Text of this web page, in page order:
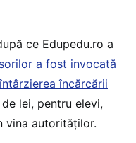
ce Edupedu.ro a
a fost invocată
încărcării
lei, pentru elevi,
vina autorităților.